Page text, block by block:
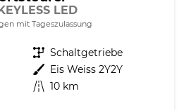
LED
mit Tageszulassung
Getriebe Schaltgetriebe
Außenfarbe Eis Weiss 2Y2Y
Kilometerstand 10 km